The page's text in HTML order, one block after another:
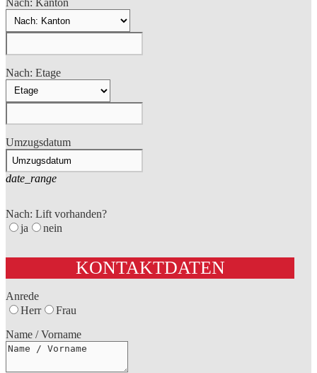
Nach: Kanton
Nach: Etage
Umzugsdatum
date_range
Nach: Lift vorhanden?
ja
nein
KONTAKTDATEN
Anrede
Herr
Frau
Name / Vorname